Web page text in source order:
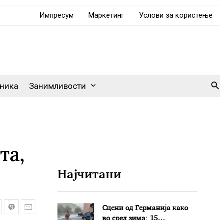
Импресум Маркетинг Услови за користење
Занимливости
Најчитани
Сцени од Германија како
во сред зима: 15